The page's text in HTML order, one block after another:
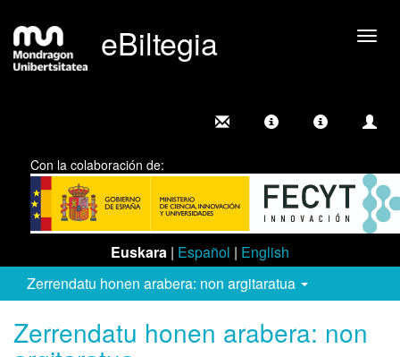
eBiltegia
Con la colaboración de:
Euskara | Español | English
Zerrendatu honen arabera: non argitaratua
Zerrendatu honen arabera: non